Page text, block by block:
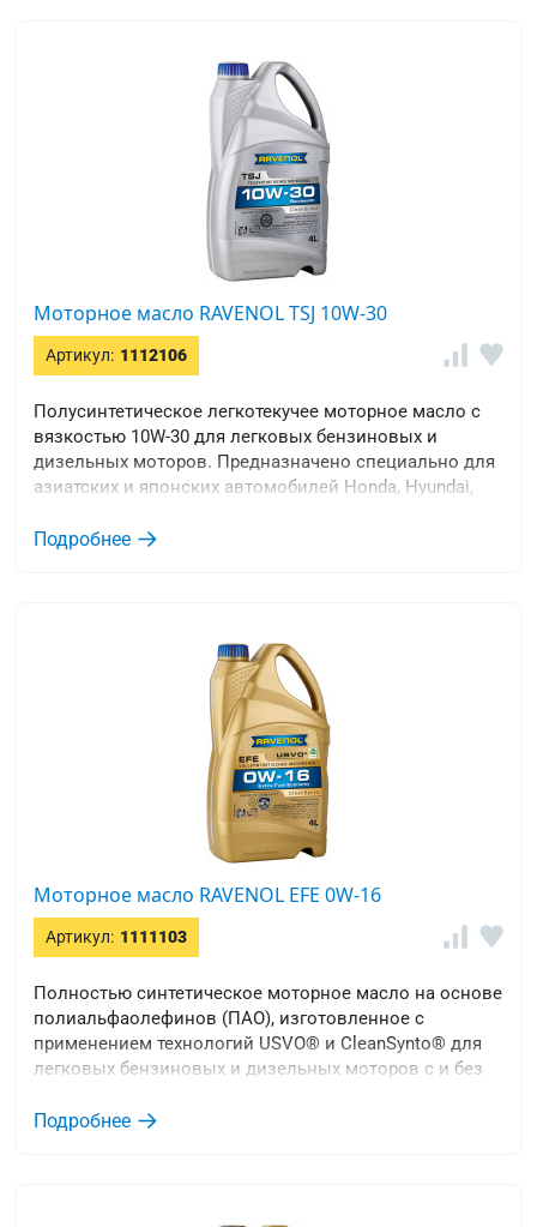
Моторное масло RAVENOL TSJ 10W-30
Артикул: 1112106
Полусинтетическое легкотекучее моторное масло с
вязкостью 10W-30 для легковых бензиновых и
дизельных моторов. Предназначено специально для
азиатских и японских автомобилей Honda, Hyundai,
SsangYong, Daihatsu, Daewoo.
Подробнее
Моторное масло RAVENOL EFE 0W-16
Артикул: 1111103
Полностью синтетическое моторное масло на основе
полиальфаолефинов (ПАО), изготовленное с
применением технологий USVO® и CleanSynto® для
легковых бензиновых и дизельных моторов с и без
Особенно рекомендуется для гибридных двигателей.
Подробнее